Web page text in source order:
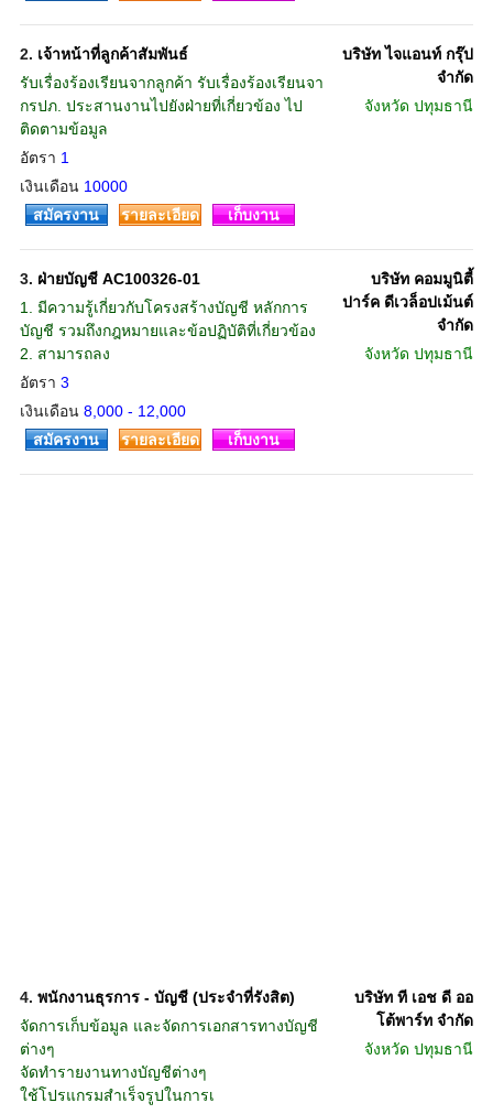
2. เจ้าหน้าที่ลูกค้าสัมพันธ์
รับเรื่องร้องเรียนจากลูกค้า รับเรื่องร้องเรียนจา
กรปภ. ประสานงานไปยังฝ่ายที่เกี่ยวข้อง ไป
ติดตามข้อมูล
อัตรา 1
เงินเดือน 10000
บริษัท ไจแอนท์ กรุ๊ป
จำกัด
จังหวัด ปทุมธานี
สมัครงาน รายละเอียด เก็บงาน
3. ฝ่ายบัญชี AC100326-01
1. มีความรู้เกี่ยวกับโครงสร้างบัญชี หลักการ
บัญชี รวมถึงกฎหมายและข้อปฏิบัติที่เกี่ยวข้อง
2. สามารถลง
อัตรา 3
เงินเดือน 8,000 - 12,000
บริษัท คอมมูนิตี้
ปาร์ค ดีเวล็อปเม้นต์
จำกัด
จังหวัด ปทุมธานี
สมัครงาน รายละเอียด เก็บงาน
4. พนักงานธุรการ - บัญชี (ประจำที่รังสิต)
จัดการเก็บข้อมูล และจัดการเอกสารทางบัญชี
ต่างๆ
จัดทำรายงานทางบัญชีต่างๆ
ใช้โปรแกรมสำเร็จรูปในการเ
บริษัท ที เอช ดี ออ
โต้พาร์ท จำกัด
จังหวัด ปทุมธานี